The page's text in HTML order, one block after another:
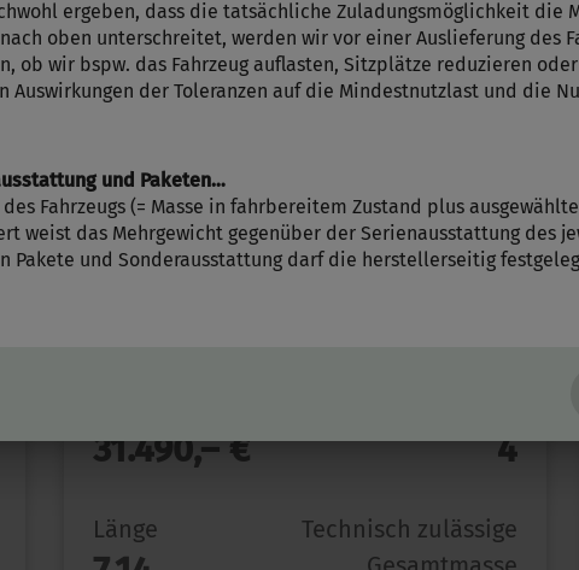
auswählen
31.490,– € 4
Länge
Technisch zulässige
ergeben, dass die tatsächliche Zuladungsmöglichkeit die
oben unterschreitet, werden wir vor einer Auslieferung des
ob wir bspw. das Fahrzeug auflasten, Sitzplätze reduzieren
Auswirkungen der Toleranzen auf die Mindestnutzlast und die
und Paketen…
Fahrzeugs (= Masse in fahrbereitem Zustand plus
weist das Mehrgewicht gegenüber der Serienausstattung des
Pakete und Sonderausstattung darf die herstellerseitig